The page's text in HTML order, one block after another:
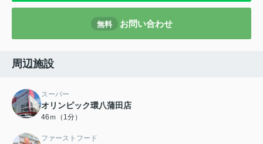
無料 お問い合わせ
周辺施設
スーパー
オリンピック環八蒲田店
46ｍ（1分）
ファーストフード